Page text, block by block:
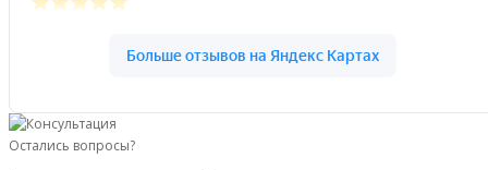
Остались вопросы?